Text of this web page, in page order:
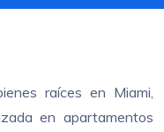
raíces en Miami,
en apartamentos